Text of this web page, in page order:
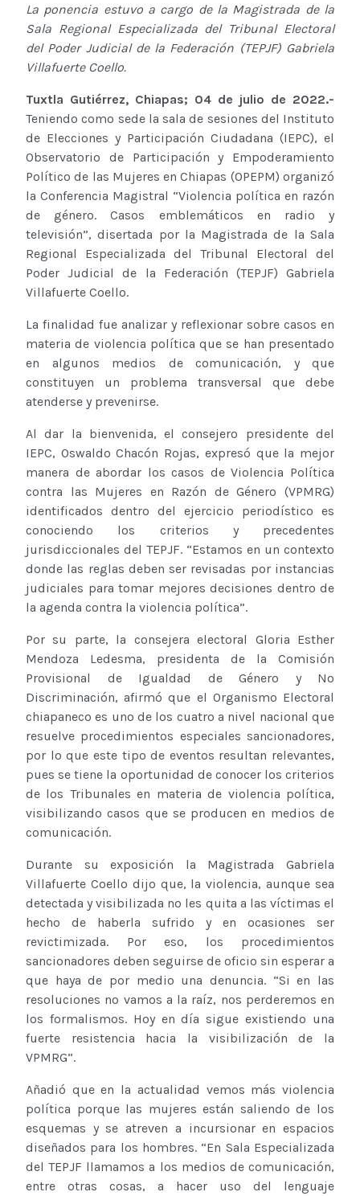
La ponencia estuvo a cargo de la Magistrada de la
Sala Regional Especializada del Tribunal Electoral
del Poder Judicial de la Federación (TEPJF) Gabriela
Villafuerte Coello.
Tuxtla Gutiérrez, Chiapas; 04 de julio de 2022.-
Teniendo como sede la sala de sesiones del Instituto
de Elecciones y Participación Ciudadana (IEPC), el
Observatorio de Participación y Empoderamiento
Político de las Mujeres en Chiapas (OPEPM) organizó
la Conferencia Magistral “Violencia política en razón
de género. Casos emblemáticos en radio y
televisión”, disertada por la Magistrada de la Sala
Regional Especializada del Tribunal Electoral del
Poder Judicial de la Federación (TEPJF) Gabriela
Villafuerte Coello.
La finalidad fue analizar y reflexionar sobre casos en
materia de violencia política que se han presentado
en algunos medios de comunicación, y que
constituyen un problema transversal que debe
atenderse y prevenirse.
Al dar la bienvenida, el consejero presidente del
IEPC, Oswaldo Chacón Rojas, expresó que la mejor
manera de abordar los casos de Violencia Política
contra las Mujeres en Razón de Género (VPMRG)
identificados dentro del ejercicio periodístico es
conociendo los criterios y precedentes
jurisdiccionales del TEPJF. “Estamos en un contexto
donde las reglas deben ser revisadas por instancias
judiciales para tomar mejores decisiones dentro de
la agenda contra la violencia política”.
Por su parte, la consejera electoral Gloria Esther
Mendoza Ledesma, presidenta de la Comisión
Provisional de Igualdad de Género y No
Discriminación, afirmó que el Organismo Electoral
chiapaneco es uno de los cuatro a nivel nacional que
resuelve procedimientos especiales sancionadores,
por lo que este tipo de eventos resultan relevantes,
pues se tiene la oportunidad de conocer los criterios
de los Tribunales en materia de violencia política,
visibilizando casos que se producen en medios de
comunicación.
Durante su exposición la Magistrada Gabriela
Villafuerte Coello dijo que, la violencia, aunque sea
detectada y visibilizada no les quita a las víctimas el
hecho de haberla sufrido y en ocasiones ser
revictimizada. Por eso, los procedimientos
sancionadores deben seguirse de oficio sin esperar a
que haya de por medio una denuncia. “Si en las
resoluciones no vamos a la raíz, nos perderemos en
los formalismos. Hoy en día sigue existiendo una
fuerte resistencia hacia la visibilización de la
VPMRG”.
Añadió que en la actualidad vemos más violencia
política porque las mujeres están saliendo de los
esquemas y se atreven a incursionar en espacios
diseñados para los hombres. “En Sala Especializada
del TEPJF llamamos a los medios de comunicación,
entre otras cosas, a hacer uso del lenguaje